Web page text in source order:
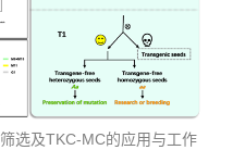
选及TKC-MC的应用与工作